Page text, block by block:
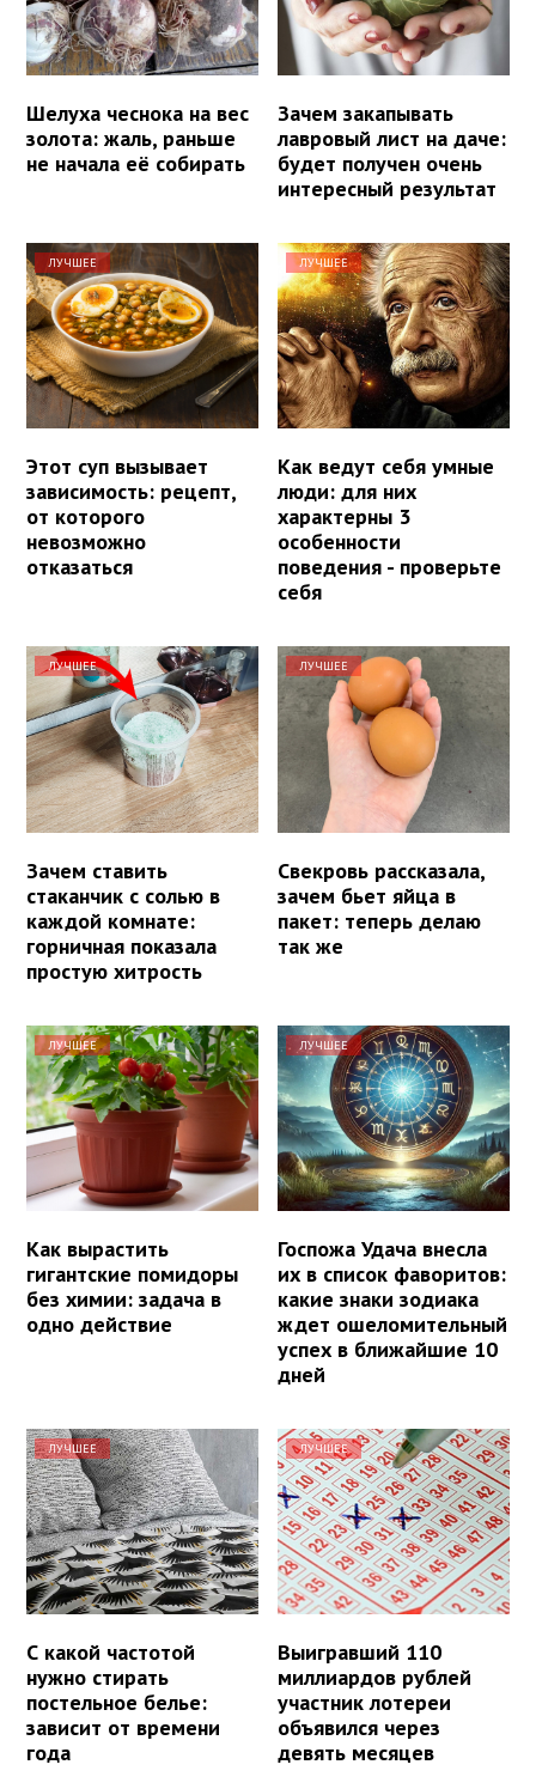
Шелуха чеснока на вес
золота: жаль, раньше
не начала её собирать
Зачем закапывать
лавровый лист на даче:
будет получен очень
интересный результат
ЛУЧШЕЕ
Этот суп вызывает
зависимость: рецепт,
от которого
невозможно
отказаться
ЛУЧШЕЕ
Как ведут себя умные
люди: для них
характерны 3
особенности
поведения - проверьте
себя
ЛУЧШЕЕ
Зачем ставить
стаканчик с солью в
каждой комнате:
горничная показала
простую хитрость
ЛУЧШЕЕ
Свекровь рассказала,
зачем бьет яйца в
пакет: теперь делаю
так же
ЛУЧШЕЕ
Как вырастить
гигантские помидоры
без химии: задача в
одно действие
ЛУЧШЕЕ
Госпожа Удача внесла
их в список фаворитов:
какие знаки зодиака
ждет ошеломительный
успех в ближайшие 10
дней
ЛУЧШЕЕ
С какой частотой
нужно стирать
постельное белье:
зависит от времени
года
ЛУЧШЕЕ
Выигравший 110
миллиардов рублей
участник лотереи
объявился через
девять месяцев